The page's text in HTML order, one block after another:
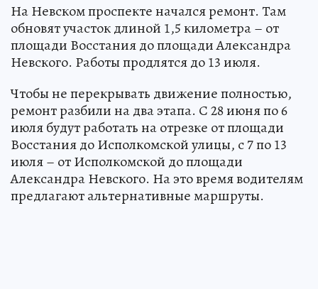
На Невском проспекте начался ремонт. Там
обновят участок длиной 1,5 километра – от
площади Восстания до площади Александра
Невского. Работы продлятся до 13 июля.
Чтобы не перекрывать движение полностью,
ремонт разбили на два этапа. С 28 июня по 6
июля будут работать на отрезке от площади
Восстания до Исполкомской улицы, с 7 по 13
июля – от Исполкомской до площади
Александра Невского. На это время водителям
предлагают альтернативные маршруты.